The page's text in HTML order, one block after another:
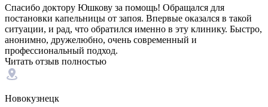
Спасибо доктору Юшкову за помощь! Обращался для
постановки капельницы от запоя. Впервые оказался в такой
ситуации, и рад, что обратился именно в эту клинику. Быстро,
анонимно, дружелюбно, очень современный и
профессиональный подход.
Читать отзыв полностью
Новокузнецк